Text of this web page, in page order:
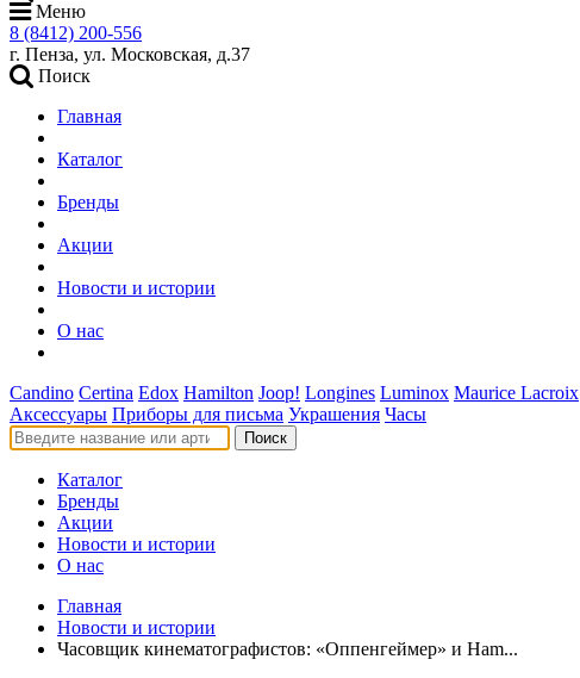
Меню
8 (8412) 200-556
г. Пенза, ул. Московская, д.37
Поиск
Главная
Каталог
Бренды
Акции
Новости и истории
О нас
Candino Certina Edox Hamilton Joop! Longines Luminox Maurice Lacroix
Аксессуары Приборы для письма Украшения Часы
Поиск
Каталог
Бренды
Акции
Новости и истории
О нас
Главная
Новости и истории
Часовщик кинематографистов: «Оппенгеймер» и Ham...